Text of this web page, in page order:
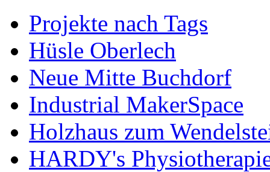
Projekte nach Tags
Hüsle Oberlech
Neue Mitte Buchdorf
Industrial MakerSpace
Holzhaus zum
HARDY's